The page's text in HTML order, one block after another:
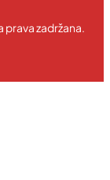
prava zadržana.